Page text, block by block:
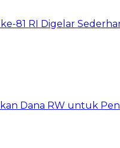
81 RI Digelar
Dana RW untuk